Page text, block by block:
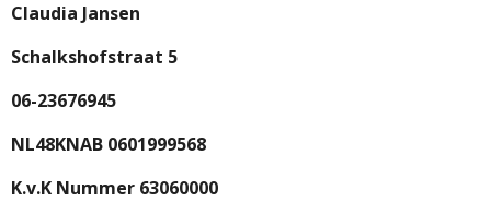
Claudia Jansen
Schalkshofstraat 5
06-23676945
NL48KNAB 0601999568
K.v.K Nummer 63060000